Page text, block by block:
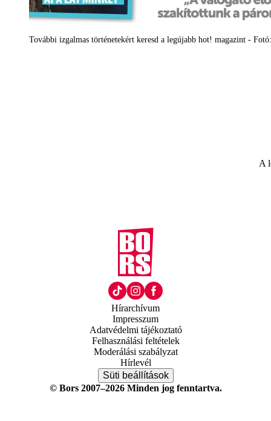
További izgalmas történetekért keresd a legújabb hot! magazint -
A
Hírarchívum
Impresszum
Adatvédelmi tájékoztató
Felhasználási feltételek
Moderálási szabályzat
Hírlevél
Süti beállítások
© Bors 2007–2026 Minden jog fenntartva.